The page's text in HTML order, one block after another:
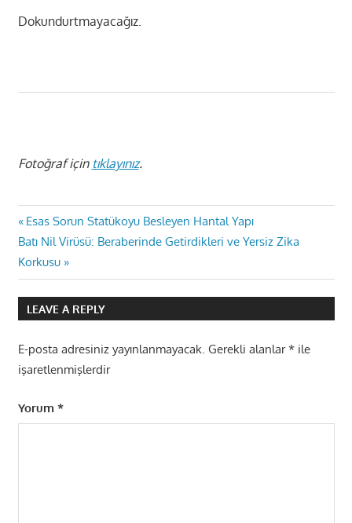
Dokundurtmayacağız.
Fotoğraf için tıklayınız.
Yazı
gezinmesi
Previous
Post:
Esas Sorun Statükoyu Besleyen Hantal Yapı
Next
Post:
Batı Nil Virüsü: Beraberinde Getirdikleri ve Yersiz Zika
Korkusu
LEAVE A REPLY
E-posta adresiniz yayınlanmayacak. Gerekli alanlar*ile
işaretlenmişlerdir
Yorum *